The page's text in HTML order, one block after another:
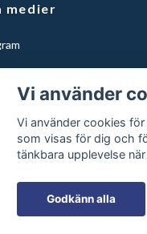
medier
Vi använder
Vi använder cookies
som visas för dig och
tänkbara upplevelse
Godkänn alla